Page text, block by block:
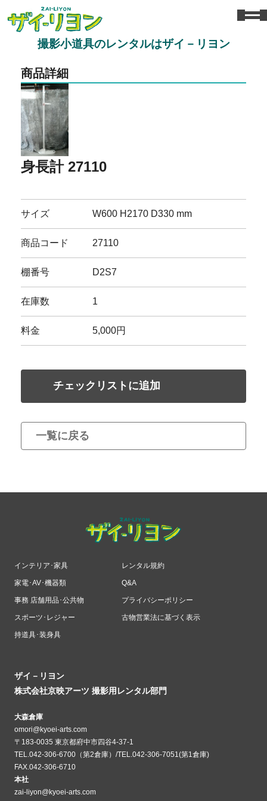
撮影小道具のレンタルはザイ－リヨン
商品詳細
身長計 27110
サイズ W600 H2170 D330 mm
商品コード 27110
棚番号 D2S7
在庫数 1
料金 5,000円
チェックリストに追加
一覧に戻る
インテリア･家具
家電･AV･機器類
事務 店舗用品･公共物
スポーツ･レジャー
持道具･装身具
レンタル規約
Q&A
プライバシーポリシー
古物営業法に基づく表示
ザイ－リヨン
株式会社京映アーツ 撮影用レンタル部門
大森倉庫
omori@kyoei-arts.com
〒183-0035 東京都府中市四谷4-37-1
TEL.042-306-6700（第2倉庫）/TEL.042-306-7051(第1倉庫)
FAX.042-306-6710
本社
zai-liyon@kyoei-arts.com